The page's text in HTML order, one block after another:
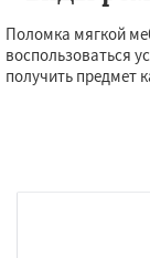
Поломка мягкой
воспользоваться
получить предмет